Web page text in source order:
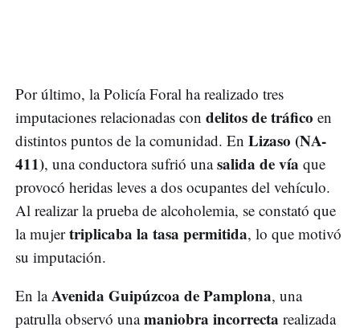
Por último, la Policía Foral ha realizado tres
imputaciones relacionadas con delitos de tráfico en
distintos puntos de la comunidad. En Lizaso (NA-
411), una conductora sufrió unasalida de vía que
provocó heridas leves a dos ocupantes del vehículo.
Al realizar la prueba de alcoholemia, se constató que
la mujertriplicaba la tasa permitida, lo que motivó
su imputación.
En laAvenida Guipúzcoa de Pamplona, una
patrulla observó unamaniobra incorrecta realizada